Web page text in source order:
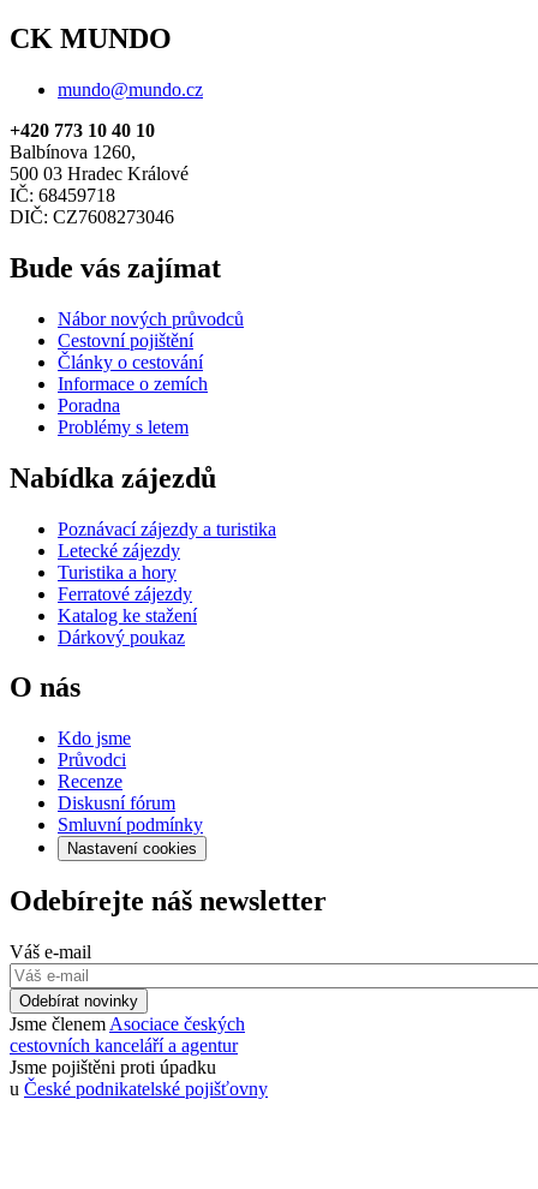
CK MUNDO
mundo@mundo.cz
+420 773 10 40 10
Balbínova 1260,
500 03 Hradec Králové
IČ: 68459718
DIČ: CZ7608273046
Bude vás zajímat
Nábor nových průvodců
Cestovní pojištění
Články o cestování
Informace o zemích
Poradna
Problémy s letem
Nabídka zájezdů
Poznávací zájezdy a turistika
Letecké zájezdy
Turistika a hory
Ferratové zájezdy
Katalog ke stažení
Dárkový poukaz
O nás
Kdo jsme
Průvodci
Recenze
Diskusní fórum
Smluvní podmínky
Nastavení cookies
Odebírejte náš newsletter
Váš e-mail
Odebírat novinky
Jsme členem Asociace českých
cestovních kanceláří a agentur
Jsme pojištěni proti úpadku
u České podnikatelské pojišťovny